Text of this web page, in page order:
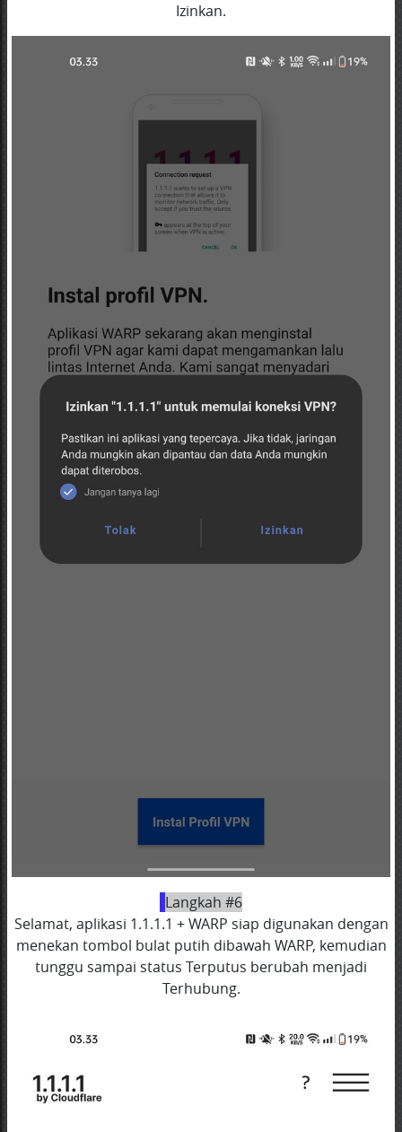
Izinkan.
Langkah #6
Selamat, aplikasi 1.1.1.1 + WARP siap digunakan dengan
menekan tombol bulat putih dibawah WARP, kemudian
tunggu sampai status Terputus berubah menjadi
Terhubung.